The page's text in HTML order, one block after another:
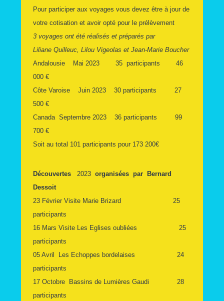
Pour participer aux voyages vous devez être à jour de
votre cotisation et avoir opté pour le prélèvement
3 voyages ont été réalisés et préparés par
Liliane Quilleuc, Lilou Vigeolas et Jean-Marie Boucher
Andalousie Mai 2023 35 participants 46
000 €
Côte Varoise Juin 2023 30 participants 27
500 €
Canada Septembre 2023 36 participants 99
700 €
Soit au total 101 participants pour 173 200€
Découvertes2023 organisées par Bernard
Dessoit
23 Février Visite Marie Brizard 25
participants
16 Mars Visite Les Eglises oubliées 25
participants
05 Avril Les Echoppes bordelaises 24
participants
17 Octobre Bassins de Lumières Gaudi 28
participants